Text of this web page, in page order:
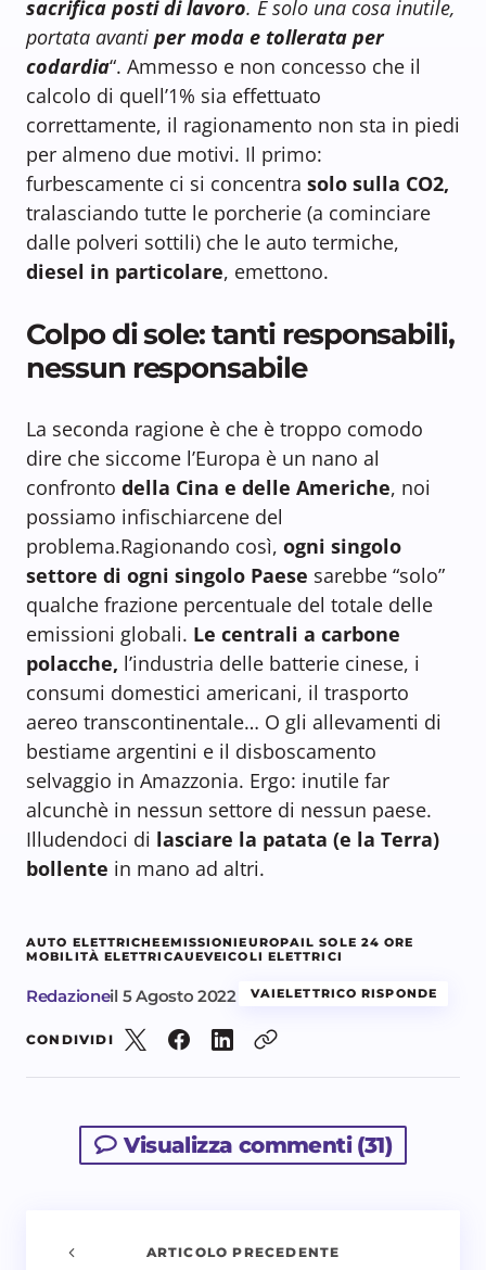
sacrifica posti di lavoro. È solo una cosa inutile,
portata avanti per moda e tollerata per
codardia“. Ammesso e non concesso che il
calcolo di quell’1% sia effettuato
correttamente, il ragionamento non sta in piedi
per almeno due motivi. Il primo:
furbescamente ci si concentra solo sulla CO2,
tralasciando tutte le porcherie (a cominciare
dalle polveri sottili) che le auto termiche,
diesel in particolare, emettono.
Colpo di sole: tanti responsabili,
nessun responsabile
La seconda ragione è che è troppo comodo
dire che siccome l’Europa è un nano al
confronto della Cina e delle Americhe, noi
possiamo infischiarcene del
problema.Ragionando così, ogni singolo
settore di ogni singolo Paese sarebbe “solo”
qualche frazione percentuale del totale delle
emissioni globali. Le centrali a carbone
polacche, l’industria delle batterie cinese, i
consumi domestici americani, il trasporto
aereo transcontinentale… O gli allevamenti di
bestiame argentini e il disboscamento
selvaggio in Amazzonia. Ergo: inutile far
alcunchè in nessun settore di nessun paese.
Illudendoci di lasciare la patata (e la Terra)
bollente in mano ad altri.
AUTO ELETTRICHEEMISSIONIEUROPAIL SOLE 24 ORE
MOBILITÀ ELETTRICAUEVEICOLI ELETTRICI
Redazioneil 5 Agosto 2022 VAIELETTRICO RISPONDE
CONDIVIDI
Visualizza commenti (31)
ARTICOLO PRECEDENTE